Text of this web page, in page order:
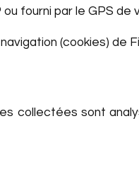
fourni par le GPS
(cookies) de
collectées sont